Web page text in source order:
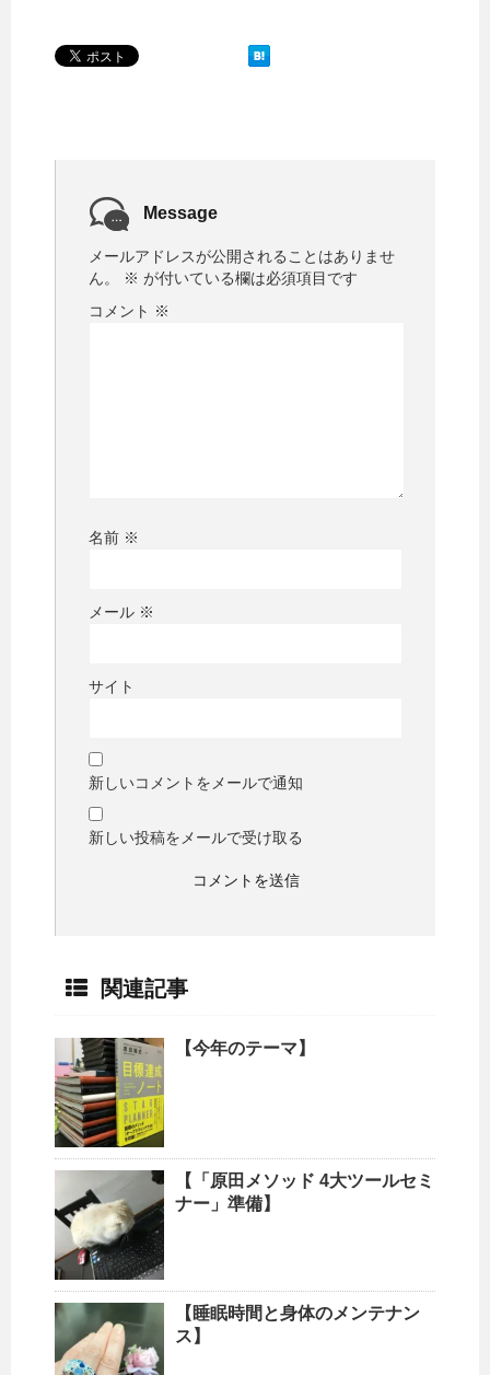
Message
メールアドレスが公開されることはありませ
ん。
※ が付いている欄は必須項目です
コメント ※
名前 ※
メール ※
サイト
新しいコメントをメールで通知
新しい投稿をメールで受け取る
関連記事
【今年のテーマ】
【「原田メソッド 4大ツールセミ
ナー」準備】
【睡眠時間と身体のメンテナン
ス】